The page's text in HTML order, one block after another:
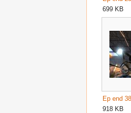
699 KB
Ep end
918 KB